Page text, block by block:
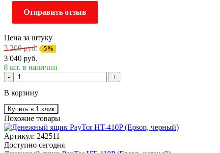
Отправить отзыв
Цена за штуку
3 200 руб. -5%
3 040 руб.
8 шт. в наличии
- +
В корзину
Купить в 1 клик
Похожие товары
Артикул: 242511
Доступно сегодня